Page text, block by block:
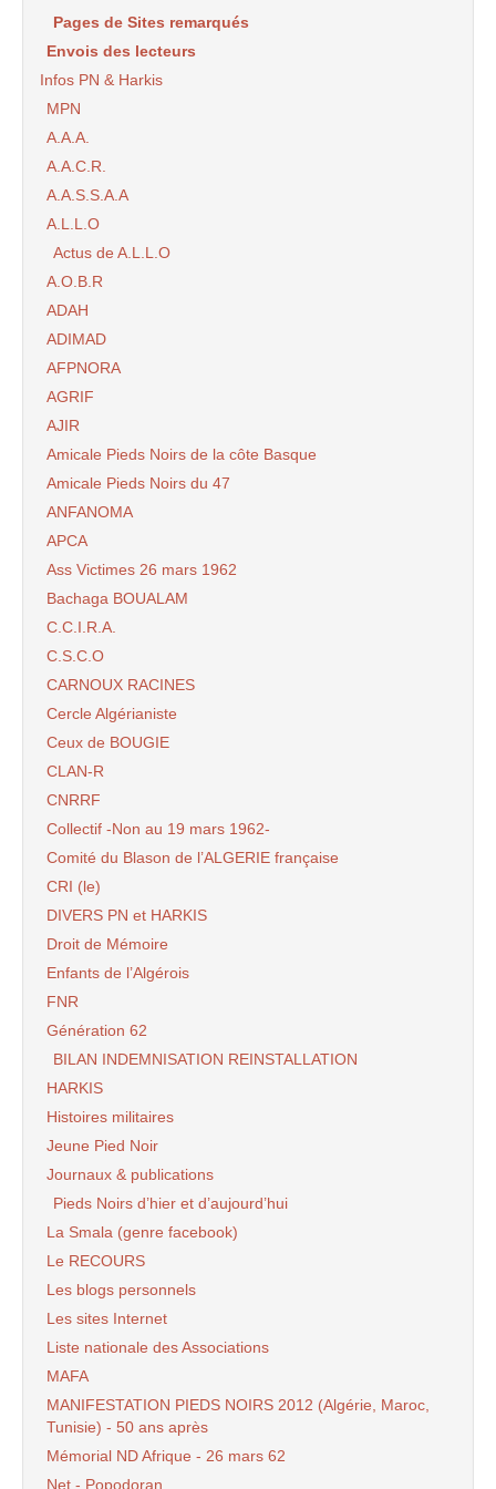
Pages de Sites remarqués
Envois des lecteurs
Infos PN & Harkis
MPN
A.A.A.
A.A.C.R.
A.A.S.S.A.A
A.L.L.O
Actus de A.L.L.O
A.O.B.R
ADAH
ADIMAD
AFPNORA
AGRIF
AJIR
Amicale Pieds Noirs de la côte Basque
Amicale Pieds Noirs du 47
ANFANOMA
APCA
Ass Victimes 26 mars 1962
Bachaga BOUALAM
C.C.I.R.A.
C.S.C.O
CARNOUX RACINES
Cercle Algérianiste
Ceux de BOUGIE
CLAN-R
CNRRF
Collectif -Non au 19 mars 1962-
Comité du Blason de l’ALGERIE française
CRI (le)
DIVERS PN et HARKIS
Droit de Mémoire
Enfants de l’Algérois
FNR
Génération 62
BILAN INDEMNISATION REINSTALLATION
HARKIS
Histoires militaires
Jeune Pied Noir
Journaux & publications
Pieds Noirs d’hier et d’aujourd’hui
La Smala (genre facebook)
Le RECOURS
Les blogs personnels
Les sites Internet
Liste nationale des Associations
MAFA
MANIFESTATION PIEDS NOIRS 2012 (Algérie, Maroc,
Tunisie) - 50 ans après
Mémorial ND Afrique - 26 mars 62
Net - Popodoran